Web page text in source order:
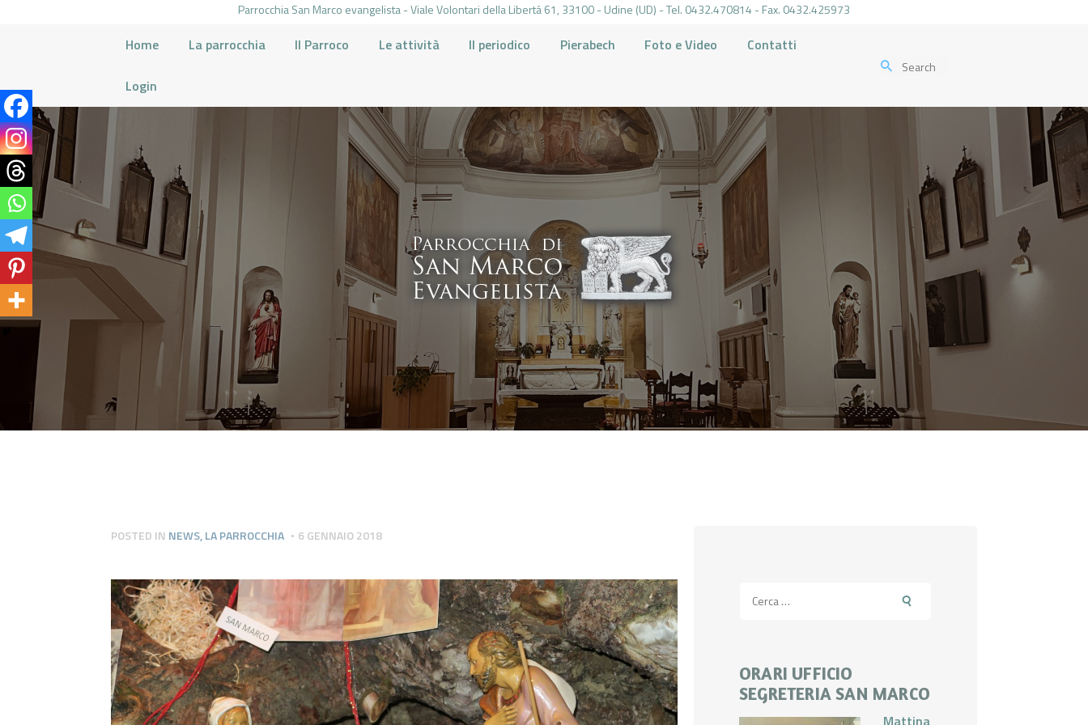
Parrocchia San Marco evangelista - Viale Volontari della Libertá 61, 33100 - Udine (UD) - Tel. 0432.470814 - Fax. 0432.425973
Home La parrocchia Il Parroco Le attività Il periodico Pierabech Foto e Video Contatti
Login
HOME
LA PARROCCHIA
IL PARROCO
LE ATTIVITÀ
IL PERIODICO
PIERABECH
FOTO E VIDEO
CONTATTI
POSTED IN NEWS,LA PARROCCHIA 6 GENNAIO 2018
per:
ORARI UFFICIO
SEGRETERIA SAN MARCO
Mattina